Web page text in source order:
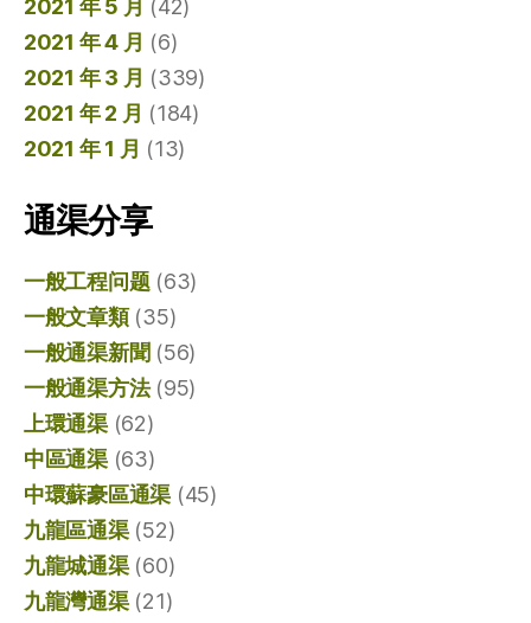
2021 年 5 月 (42)
2021 年 4 月 (6)
2021 年 3 月 (339)
2021 年 2 月 (184)
2021 年 1 月 (13)
通渠分享
一般工程问题(63)
一般文章類(35)
一般通渠新聞 (56)
一般通渠方法(95)
上環通渠(62)
中區通渠(63)
中環蘇豪區通渠 (45)
九龍區通渠(52)
九龍城通渠(60)
九龍灣通渠(21)